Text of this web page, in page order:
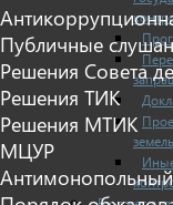
Публичные
Решения Совета
Решения ТИК
Решения МТИК
МЦУР